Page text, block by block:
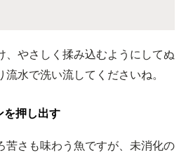
、やさしく揉み込むようにしてぬ
水で洗い流してくださいね。
を押し出す
苦さも味わう魚ですが、未消化の